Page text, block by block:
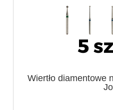
Wiertło diamentowe